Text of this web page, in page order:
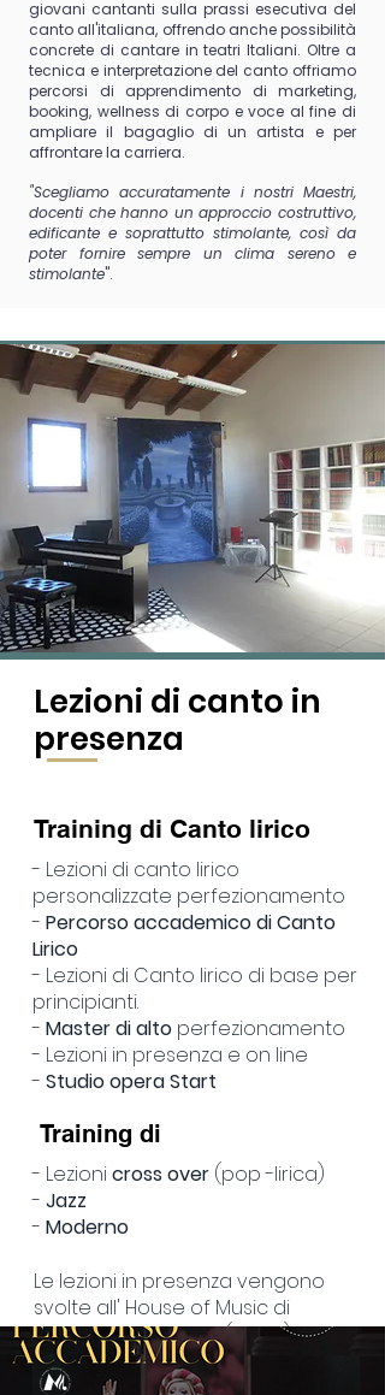
giovani cantanti sulla prassi esecutiva del
canto all'italiana, offrendo anche possibilità
concrete di cantare in teatri Italiani. Oltre a
tecnica e interpretazione del canto offriamo
percorsi di apprendimento di marketing,
booking, wellness di corpo e voce al fine di
ampliare il bagaglio di un artista e per
affrontare la carriera.
"Scegliamo accuratamente i nostri Maestri,
docenti che hanno un approccio costruttivo,
edificante e soprattutto stimolante, così da
poter fornire sempre un clima sereno e
stimolante".
Lezioni di canto in
presenza
Training di Canto lirico
- Lezioni di canto lirico
personalizzate perfezionamento
- Percorso accademico di Canto
Lirico
- Lezioni di Canto lirico di base per
principianti.
- Master di alto perfezionamento
- Lezioni in presenza e on line
- Studio opera Start
Training di
- Lezioni cross over (pop -lirica)
- Jazz
- Moderno
Le lezioni in presenza vengono
svolte all' House of Music di
Bellaria Igea Marina (RImini) - Casa
degli amici della musica di
Cesena - Camì di Milano Marittima